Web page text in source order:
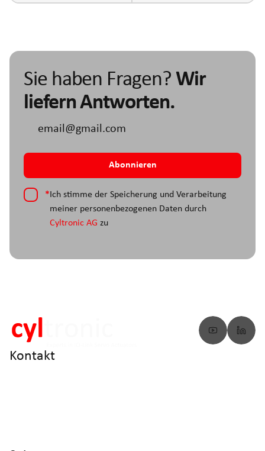
Sie haben Fragen? Wir
liefern Antworten.
*Ich stimme der Speicherung und Verarbeitung
meiner personenbezogenen Daten durch
Cyltronic AG zu
Kontakt